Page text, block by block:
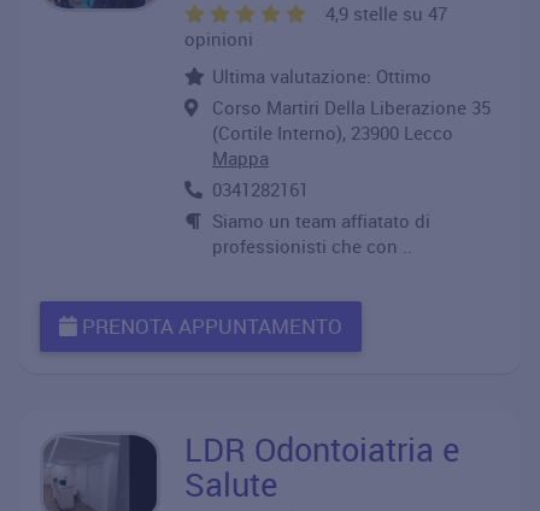
4,9 stelle su 47
opinioni
Ultima valutazione: Ottimo
Corso Martiri Della Liberazione 35
(Cortile Interno), 23900 Lecco
Mappa
0341282161
Siamo un team affiatato di
professionisti che con ..
PRENOTA APPUNTAMENTO
LDR Odontoiatria e
Salute